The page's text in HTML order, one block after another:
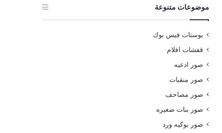
موضوعات متنوعة
بوستات فيس بوك
قفشات افلام
صور ادعيه
صور منقبات
صور مصاحف
صور بنات صغيره
صور بوكيه ورد